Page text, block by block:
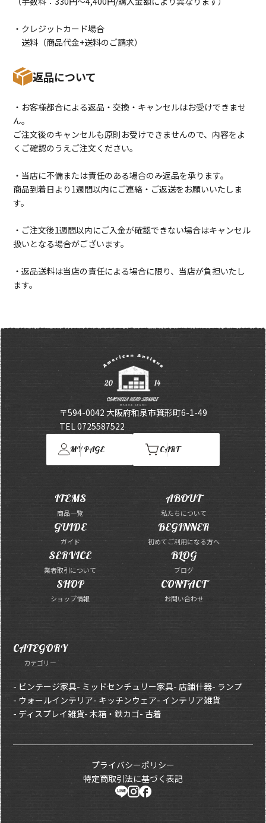
・クレジットカード場合
送料（商品代金+送料のご請求）
返品について
・お客様都合による返品・交換・キャンセルはお受けできませ
ん。
ご注文後のキャンセルも原則お受けできませんので、内容をよ
くご確認のうえご注文ください。
・当店に不備または責任のある場合のみ返品を承ります。
商品到着日より1週間以内にご連絡・ご返送をお願いいたしま
す。
・ご注文後1週間以内にご入金が確認できない場合はキャンセル
扱いとなる場合がございます。
・返品送料は当店の責任による場合に限り、当店が負担いたし
ます。
〒594-0042 大阪府和泉市箕形町6-1-49
TEL 0725587522
MY PAGE CART
ITEMS
商品一覧
ABOUT
私たちについて
GUIDE
ガイド
BEGINNER
初めてご利用になる方へ
SERVICE
業者取引について
BLOG
ブログ
SHOP
ショップ情報
CONTACT
お問い合わせ
CATEGORY
カテゴリー
- ビンテージ家具- ミッドセンチュリー家具- 店舗什器- ランプ
- ウォールインテリア- キッチンウェア- インテリア雑貨
- ディスプレイ雑貨- 木箱・鉄カゴ- 古着
プライバシーポリシー
特定商取引法に基づく表記